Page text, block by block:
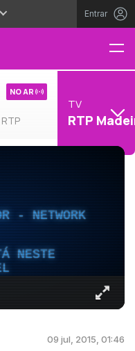
Entrar
NO AR
TV
RTP
- NETWORK
NESTE
09 jul, 2015, 01:46